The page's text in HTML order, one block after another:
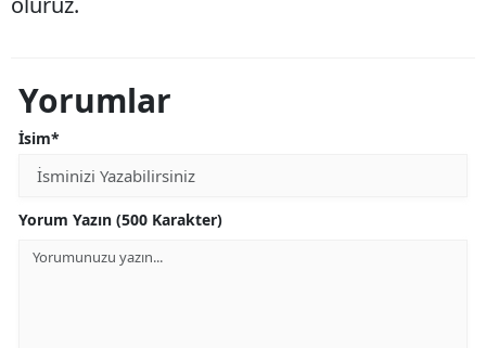
Yorumlar
İsim*
Yorum Yazın (500 Karakter)